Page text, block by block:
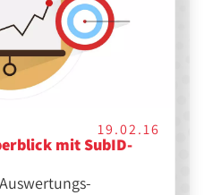
19.02.16
mit SubID-